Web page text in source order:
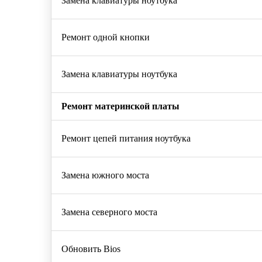
Ремонт одной кнопки
Замена клавиатуры ноутбука
Ремонт материнской платы
Ремонт цепей питания ноутбука
Замена южного моста
Замена северного моста
Обновить Bios